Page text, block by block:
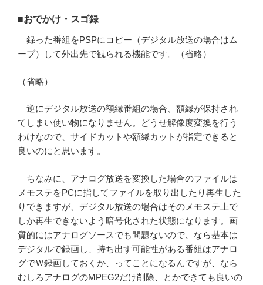
■おでかけ・スゴ録
録った番組をPSPにコピー（デジタル放送の場合はム
ーブ）して外出先で観られる機能です。（省略）
（省略）
逆にデジタル放送の額縁番組の場合、額縁が保持され
てしまい使い物になりません。どうせ解像度変換を行う
わけなので、サイドカットや額縁カットが指定できると
良いのにと思います。
ちなみに、アナログ放送を変換した場合のファイルは
メモステをPCに指してファイルを取り出したり再生した
りできますが、デジタル放送の場合はそのメモステ上で
しか再生できないよう暗号化された状態になります。画
質的にはアナログソースでも問題ないので、なら基本は
デジタルで録画し、持ち出す可能性がある番組はアナロ
グでＷ録画しておくか、ってことになるんですが、なら
むしろアナログのMPEG2だけ削除、とかできても良いの